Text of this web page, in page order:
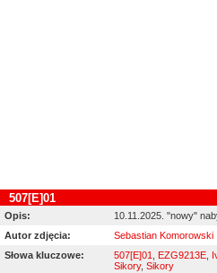
507[E]01
Opis:
10.11.2025. "nowy"
Autor zdjęcia:
Sebastian Komorowski
Słowa kluczowe:
507[E]01 EZG9213E
Sikory, Sikory